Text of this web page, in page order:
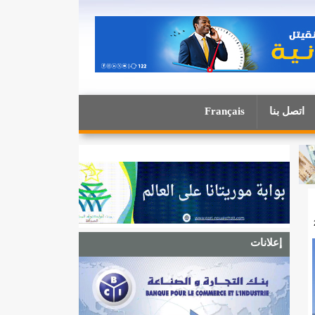
اتصل بنا Français
إعلانات